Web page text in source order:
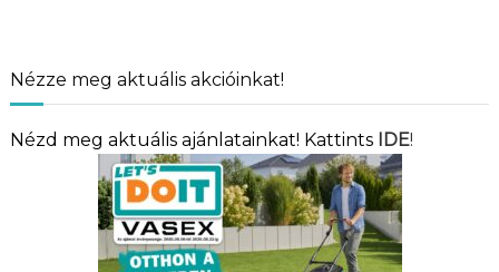
Nézze meg aktuális akcióinkat!
Nézd meg aktuális ajánlatainkat! Kattints IDE!